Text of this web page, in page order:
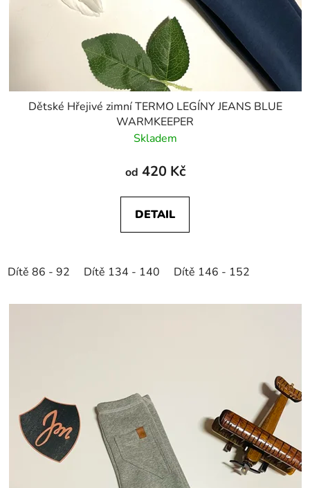
Dětské Hřejivé zimní TERMO LEGÍNY JEANS BLUE
WARMKEEPER
Skladem
od 420 Kč
DETAIL
Dítě 86 - 92 Dítě 134 - 140 Dítě 146 - 152